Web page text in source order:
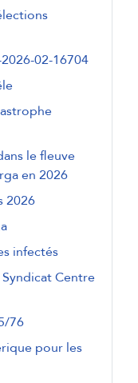
02-16704
le fleuve
en 2026
2026
infectés
Centre
76
pour les